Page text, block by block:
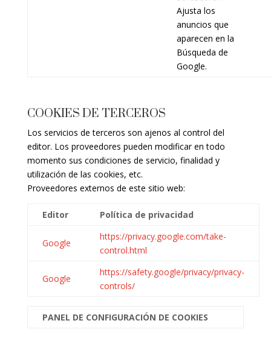
Ajusta los
anuncios que
aparecen en la
Búsqueda de
Google.
COOKIES DE TERCEROS
Los servicios de terceros son ajenos al control del
editor. Los proveedores pueden modificar en todo
momento sus condiciones de servicio, finalidad y
utilización de las cookies, etc.
Proveedores externos de este sitio web:
Editor Política de privacidad
Google
https://privacy.google.com/take-
control.html
Google
https://safety.google/privacy/privacy-
controls/
PANEL DE CONFIGURACIÓN DE COOKIES